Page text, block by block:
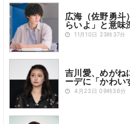
広海（佐野勇斗
らいよ」と意味
11月10日 23時37分
吉川愛、めが
ーデに「かわい
4月23日 09時36分